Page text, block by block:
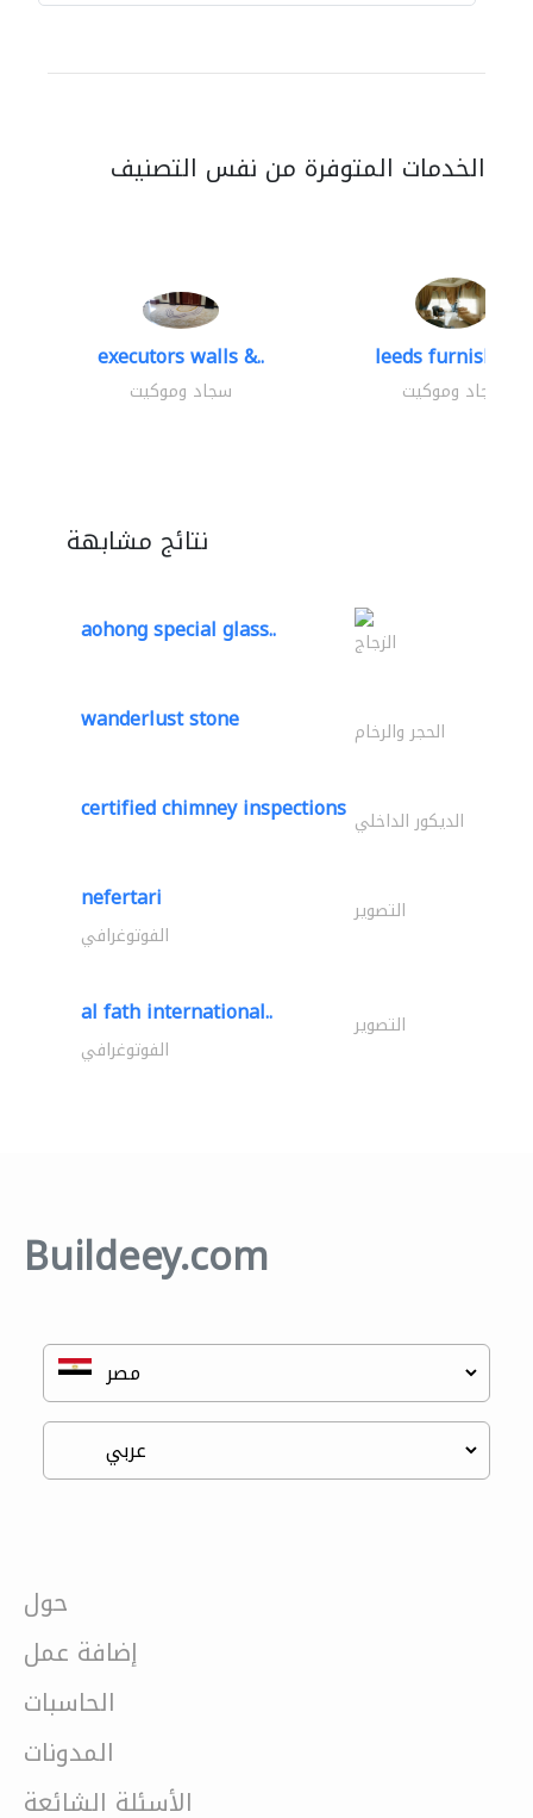
الخدمات المتوفرة من نفس التصنيف
executors walls &..
سجاد وموكيت
leeds furnishings
سجاد وموكيت
نتائج مشابهة
aohong special glass.. الزجاج
wanderlust stone الحجر والرخام
certified chimney inspections الديكور الداخلي
nefertari التصوير
الفوتوغرافي
al fath international.. التصوير
الفوتوغرافي
Buildeey.com
حول
إضافة عمل
الحاسبات
المدونات
الأسئلة الشائعة